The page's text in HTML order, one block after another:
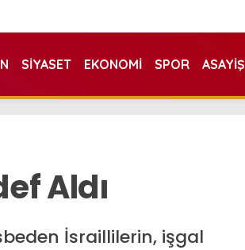
SIYASET EKONOMI SPOR ASAYIŞ
Aldı
İsraillilerin, işgal